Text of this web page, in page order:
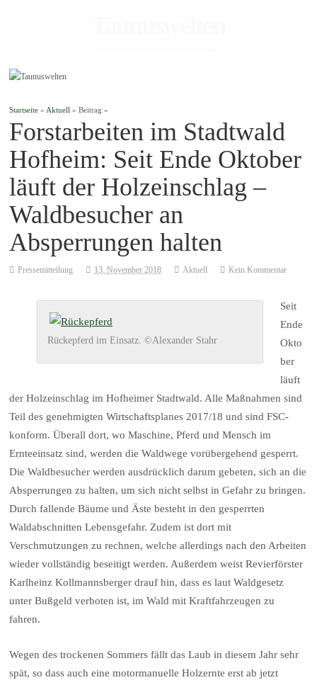
Startseite » Aktuell » Beitrag »
Forstarbeiten im Stadtwald
Hofheim: Seit Ende Oktober
läuft der Holzeinschlag –
Waldbesucher an
Absperrungen halten
Pressemitteilung 13. November 2018 Aktuell Kein Kommentar
Rückepferd im Einsatz. ©Alexander Stahr
Seit
Ende
Okto
ber
läuft
der Holzeinschlag im Hofheimer Stadtwald. Alle Maßnahmen sind
Teil des genehmigten Wirtschaftsplanes 2017/18 und sind FSC-
konform. Überall dort, wo Maschine, Pferd und Mensch im
Ernteeinsatz sind, werden die Waldwege vorübergehend gesperrt.
Die Waldbesucher werden ausdrücklich darum gebeten, sich an die
Absperrungen zu halten, um sich nicht selbst in Gefahr zu bringen.
Durch fallende Bäume und Äste besteht in den gesperrten
Waldabschnitten Lebensgefahr. Zudem ist dort mit
Verschmutzungen zu rechnen, welche allerdings nach den Arbeiten
wieder vollständig beseitigt werden. Außerdem weist Revierförster
Karlheinz Kollmannsberger drauf hin, dass es laut Waldgesetz
unter Bußgeld verboten ist, im Wald mit Kraftfahrzeugen zu
fahren.
Wegen des trockenen Sommers fällt das Laub in diesem Jahr sehr
spät, so dass auch eine motormanuelle Holzernte erst ab jetzt